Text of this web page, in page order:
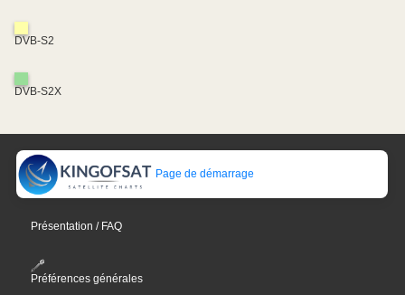
DVB-S2
DVB-S2X
Page de démarrage
Présentation / FAQ
Préférences générales